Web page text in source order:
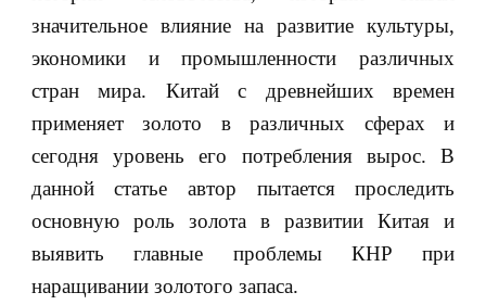
значительное влияние на развитие культуры,
экономики и промышленности различных
стран мира. Китай с древнейших времен
применяет золото в различных сферах и
сегодня уровень его потребления вырос. В
данной статье автор пытается проследить
основную роль золота в развитии Китая и
выявить главные проблемы КНР при
наращивании золотого запаса.